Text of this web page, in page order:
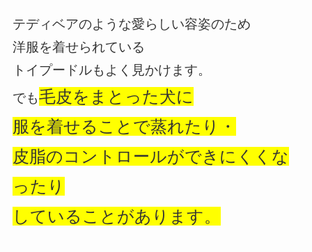
テディベアのような愛らしい容姿のため
洋服を着せられている
トイプードルもよく見かけます。
でも毛皮をまとった犬に
服を着せることで蒸れたり・
皮脂のコントロールができにくくな
ったり
していることがあります。